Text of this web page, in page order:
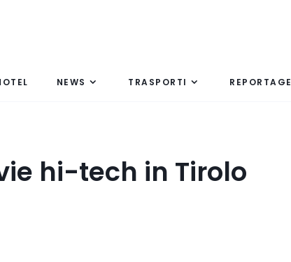
NEWS TRASPORTI REPORTAGE
hi-tech in Tirolo